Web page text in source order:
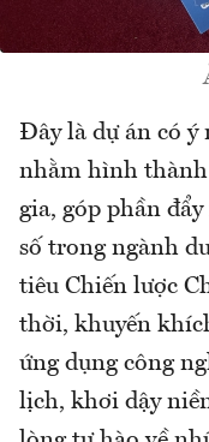
Đây là dự án có ý
nhằm hình thành
gia, góp phần
số trong ngành
tiêu Chiến lược
thời, khuyến
ứng dụng công
lịch, khơi dậy